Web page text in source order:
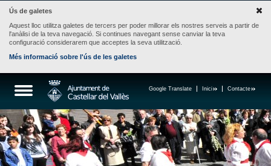
Ús de galetes
Aquest lloc utilitza galetes de tercers per poder millorar els nostres serveis a partir de
l'anàlisi de la teva navegació. Si continues navegant sense canviar la teva
configuració considerarem que acceptes la seva utilització.
Més informació sobre l'ús de les galetes
Contacte
Inici
Google Translate